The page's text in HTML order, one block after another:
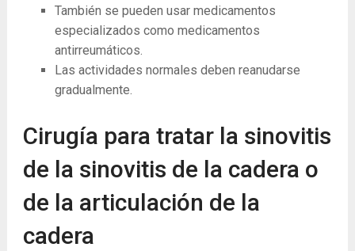
También se pueden usar medicamentos
especializados como medicamentos
antirreumáticos.
Las actividades normales deben reanudarse
gradualmente.
Cirugía para tratar la sinovitis
de la sinovitis de la cadera o
de la articulación de la
cadera